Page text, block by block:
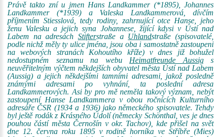
Právě takto zní u jmen Hans Landkammer (*1895), Johannes
Landkammer (*1939) a Valeska Landkammerová, dívčím
příjmením Stiesslová, tedy rodiny, zahrnující otce Hanse, jeho
ženu Valesku a jejich syna Johannese, žijící kdysi v Ústí nad
Labem na adresách Stifterstraße a Uhlandstraße (spisovatelé,
podle nichž měly ty ulice jména, jsou oba i samostatně zastoupeni
na webových stranách Kohoutího kříže) v dnes již bohužel
nedostupném seznamu na webu Heimatfreunde Aussigs
neuvěřitelným výčtem někdejších obyvatel města Ústí nad Labem
(Aussig) a jejich někdejšími tamními adresami, jakož posledně
známými adresami po vyhnání, ta poslední adresa
Landkammerových. Asi by pro mě neměla takový význam, nebýt
zastoupení Hanse Landkammera v obou ročnících Kulturního
adresáře ČSR (1934 a 1936) jako německého spisovatele. Tehdy
byl ještě rodák z Krásného Údolí (německy Schönthal, ves je dnes
pouhou částí města Černošín v okr. Tachov), kde přišel na svět
dne 12. června roku 1895 v rodině horníka ve Stříbře (Mies)